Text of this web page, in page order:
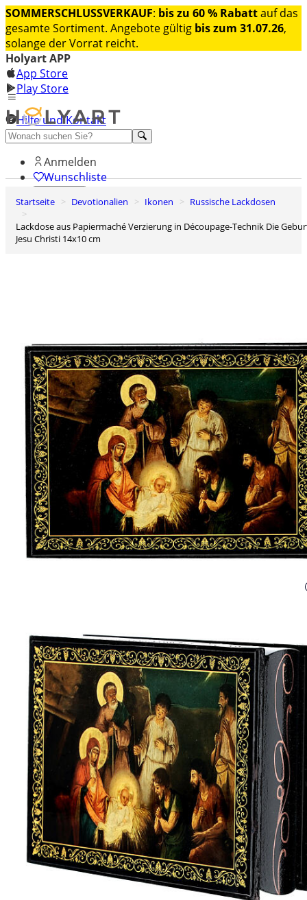
SOMMERSCHLUSSVERKAUF: bis zu 60 % Rabattauf das
gesamte Sortiment. Angebote gültig bis zum 31.07.26,
solange der Vorrat reicht.
Holyart APP
App Store
Play Store
Hilfe und Kontakt
Entdecken Sie Premium
Anmelden
Wunschliste
0
Startseite Devotionalien Ikonen
Russische Lackdosen
Lackdose aus Papiermaché Verzierung in Découpage-Technik Die Geburt
Jesu Christi 14x10 cm